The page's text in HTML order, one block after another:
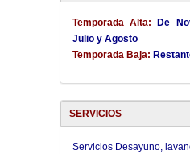
Temporada Alta:
De
Julio y Agosto
Temporada Baja:
SERVICIOS
Servicios Desayuno,